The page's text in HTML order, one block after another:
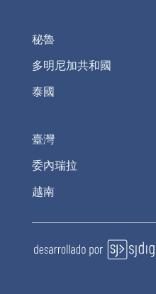
秘魯
多明尼加共和國
泰國
臺灣
委內瑞拉
越南